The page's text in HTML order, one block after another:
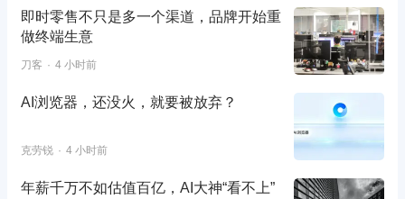
即时零售不只是多一个渠道，品牌开始重
做终端生意
刀客 4 小时前
AI浏览器，还没火，就要被放弃？
克劳锐 4 小时前
年薪千万不如估值百亿，AI大神“看不上”